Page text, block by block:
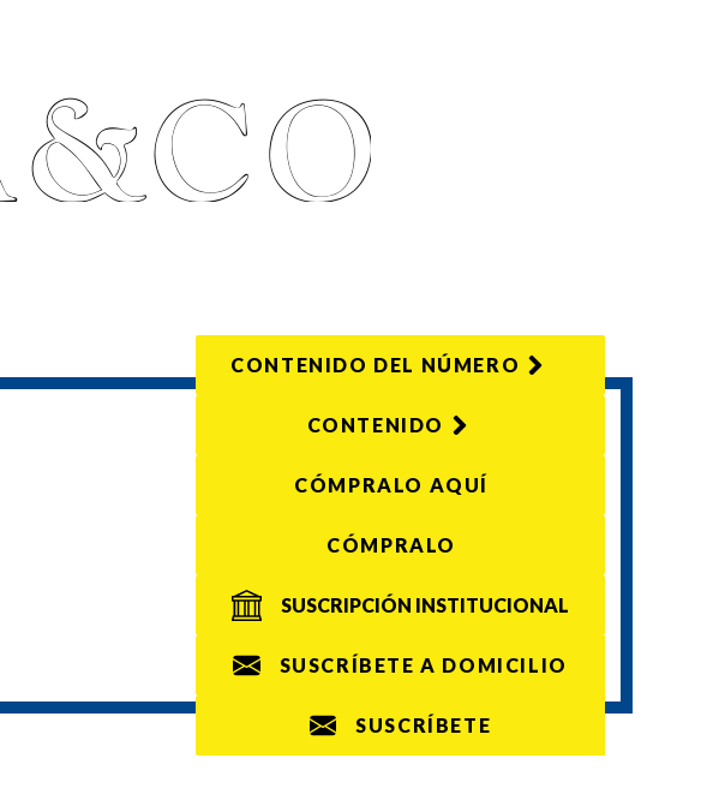
CONTENIDO DEL NÚMERO
CONTENIDO
CÓMPRALO AQUÍ
CÓMPRALO
SUSCRIPCIÓN INSTITUCIONAL
SUSCRÍBETE A DOMICILIO
SUSCRÍBETE